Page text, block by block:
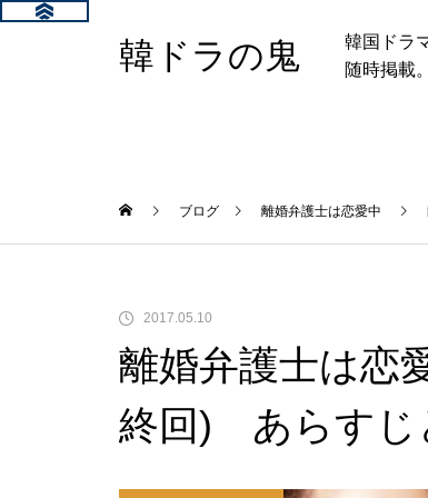
韓ドラの鬼
韓国ドラ
随時掲載。
ブログ 離婚弁護士は恋愛中
2017.05.10
離婚弁護士は恋
終回) あらすじ